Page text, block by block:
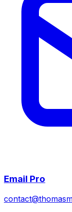
Email Pro